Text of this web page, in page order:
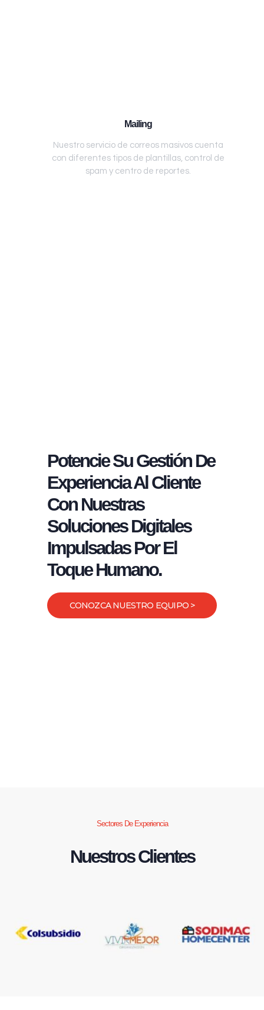
Mailing
Nuestro servicio de correos masivos cuenta
con diferentes tipos de plantillas, control de
spam y centro de reportes.
Potencie Su Gestión De
Experiencia Al Cliente
Con Nuestras
Soluciones Digitales
Impulsadas Por El
Toque Humano.
CONOZCA NUESTRO EQUIPO >
Sectores De Experiencia
Nuestros Clientes